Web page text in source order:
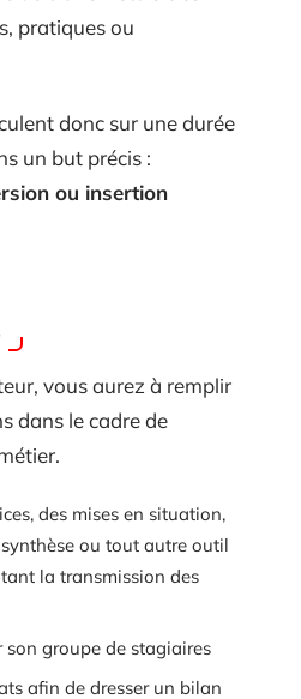
pratiques ou
donc sur une durée
un but précis :
ou insertion
vous aurez à remplir
dans le cadre de
des mises en situation,
ou tout autre outil
la transmission des
son groupe de stagiaires
afin de dresser un bilan